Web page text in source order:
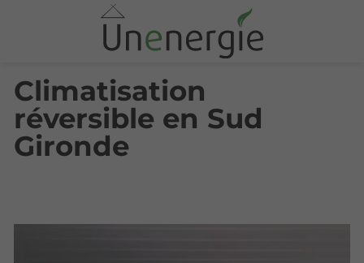
Climatisation
réversible en Sud
Gironde